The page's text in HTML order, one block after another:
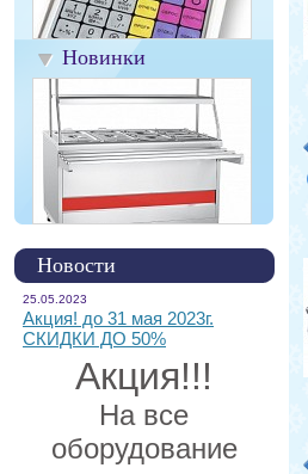
Новинки
Новости
25.05.2023
Акция! до 31 мая 2023г.
СКИДКИ ДО 50%
Акция!!!
На все
оборудование